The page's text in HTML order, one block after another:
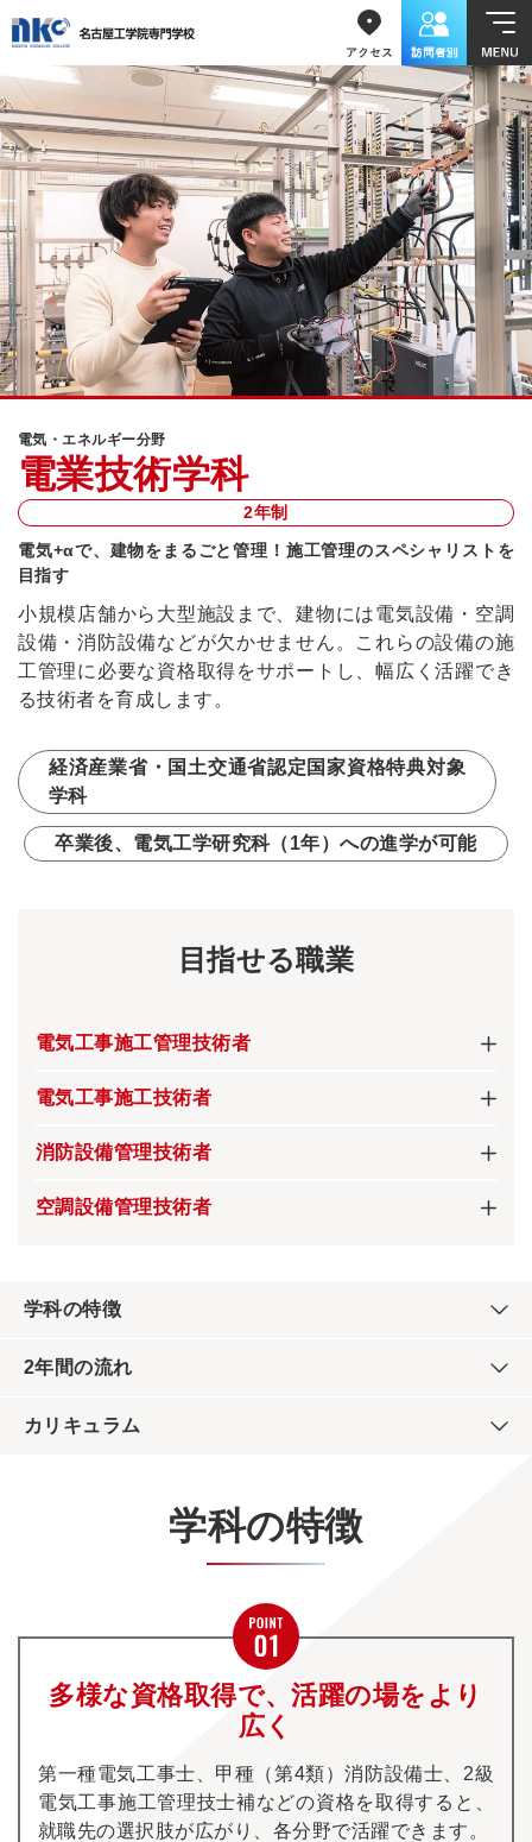
電気・エネルギー分野
電業技術学科
2年制
電気+αで、建物をまるごと管理！施工管理のスペシャリストを
目指す
小規模店舗から大型施設まで、建物には電気設備・空調
設備・消防設備などが欠かせません。 これらの設備の施
工管理に必要な資格取得をサポートし、幅広く活躍でき
る技術者を育成します。
経済産業省・国土交通省認定国家資格特典対象
学科
卒業後、電気工学研究科（1年）への進学が可能
目指せる職業
電気工事施工管理技術者
建物に必要な電気設備の工事を管理。工事の工程管
理、品質管理、原価管理、安全管理など、幅広い業
務を担います。
電気工事施工技術者
商業施設や住宅に電気を通すための配線やコンセン
ト、スイッチの取り付けなどの施工を行います。感
電や火災が起こらないよう電気の専門知識が必要と
なり、資格の取得が必須となります。
消防設備管理技術者
消防設備や火災報知器など、建物を火災から守る設
備の保守点検をする仕事です。
空調設備管理技術者
学科の特徴
2年間の流れ
カリキュラム
学科の特徴
多様な資格取得で、活躍の場をより
広く
第一種電気工事士、甲種（第4類）消防設備士、2級
電気工事施工管理技士補などの資格を取得すると、
就職先の選択肢が広がり、各分野で活躍できます。